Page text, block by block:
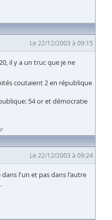
Le 22/12/2003 à 09:15
il y a un truc que je ne
coutaient 2 en république
54 or et démocratie
Le 22/12/2003 à 09:24
l'un et pas dans l'autre